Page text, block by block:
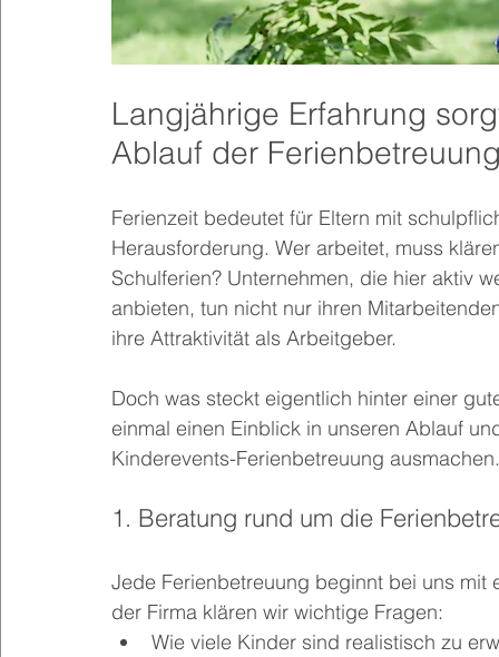
Langjährige Erfahrung
Ablauf der
Ferienzeit bedeutet für Eltern mit
Herausforderung. Wer arbeitet, muss
Schulferien? Unternehmen, die hier aktiv
anbieten, tun nicht nur ihren
ihre Attraktivität als Arbeitgeber.
Doch was steckt eigentlich hinter einer
einmal einen Einblick in unseren Ablauf
Kinderevents-Ferienbetreuung ausmachen.
1. Beratung rund um die
Jede Ferienbetreuung beginnt bei uns
der Firma klären wir wichtige Fragen:
Wie viele Kinder sind realistisch zu